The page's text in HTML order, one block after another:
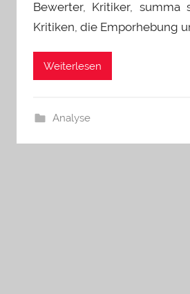
Bewerter, Kritiker,
Kritiken, die Emporhebung
Weiterlesen
Analyse